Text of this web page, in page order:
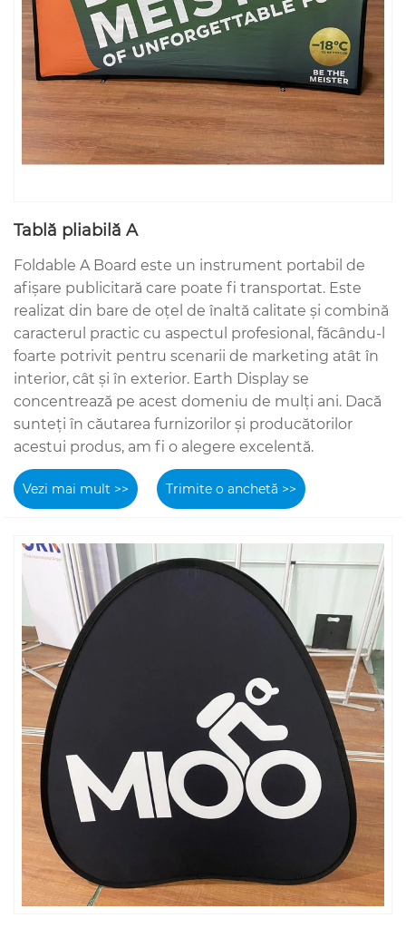
Tablă pliabilă A
Foldable A Board este un instrument portabil de
afișare publicitară care poate fi transportat. Este
realizat din bare de oțel de înaltă calitate și combină
caracterul practic cu aspectul profesional, făcându-l
foarte potrivit pentru scenarii de marketing atât în ​​
interior, cât și în exterior. Earth Display se
concentrează pe acest domeniu de mulți ani. Dacă
sunteți în căutarea furnizorilor și producătorilor
acestui produs, am fi o alegere excelentă.
Vezi mai mult >> Trimite o anchetă >>